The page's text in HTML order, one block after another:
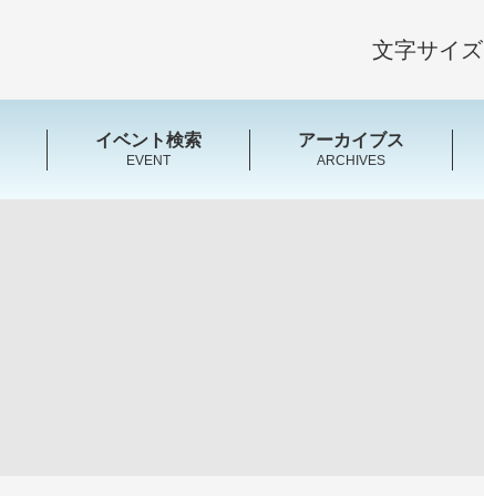
文字サイズ
イベント検索
EVENT
アーカイブス
ARCHIVES